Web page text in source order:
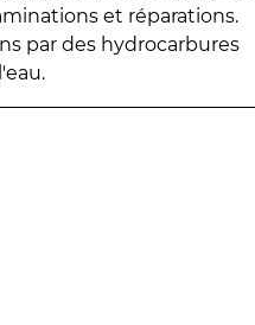
et réparations.
par des hydrocarbures